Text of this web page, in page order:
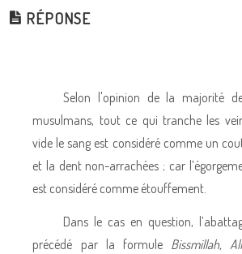
RÉPONSE
Selon l'opinion de la majorité
musulmans, tout ce qui tranche les
vide le sang est considéré comme un
et la dent non-arrachées ; car
est considéré comme étouffement.
Dans le cas en question,
précédé par la formule Bissmillah,